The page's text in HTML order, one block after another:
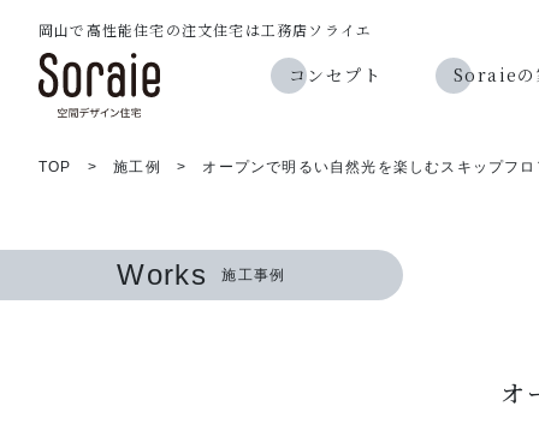
岡山で高性能住宅の注文住宅は工務店ソライエ
コンセプト Soraieの
TOP >施工例 > オープンで明るい自然光を楽しむスキップフ
Works 施工事例
オ